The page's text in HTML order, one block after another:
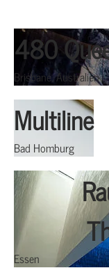
480
Brisbane, Australien
Multiline
Bad Homburg
Essen